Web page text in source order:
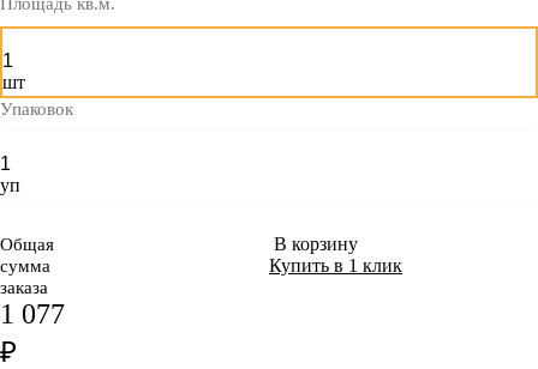
шт
Упаковок
уп
Общая
сумма
заказа
1 077
₽
В корзину
Купить в 1 клик